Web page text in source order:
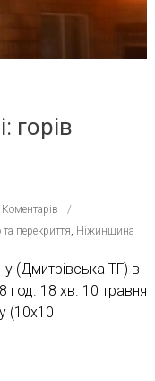
горів
Коментарів
перекриття, Ніжинщина
(Дмитрівська ТГ) в
год. 18 хв. 10 травня
(10х10